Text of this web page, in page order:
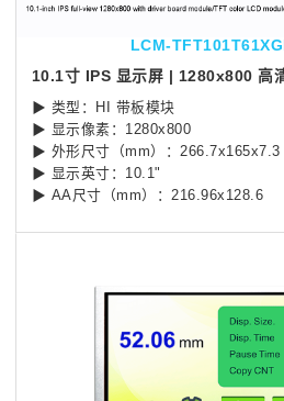
LCM-
▶ 类型：HI 带板模块
▶ 显示像素：1280x800
▶ 外形尺寸（mm）：266.7x165x7.3
▶ 显示英寸：10.1"
▶ AA尺寸（mm）：216.96x128.6